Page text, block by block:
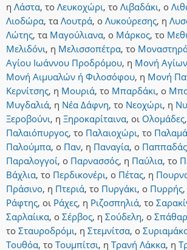
η Λάστα, το Λευκοχώρι, το Λιβαδάκι, ο
Λιοδώρα, τα Λουτρά, ο Λυκούρεσης, η
Λώτης, τα Μαγούλιανα, ο Μάρκος, το
Μελιδόνι, η Μελισσοπέτρα, το
Αγίου Ιωάννου Προδρόμου, η Μονή
Μονή Αιμυαλών ή Φιλοσόφου, η Μονή
Κερνίτσης, η Μουριά, το Μπαρδάκι, ο
Μυγδαλιά, η Νέα Δάφνη, το Νεοχώρι, η
Ξεροβούνι, η Ξηροκαρίταινα, οι Ολομάδες,
Παλαιόπυργος, το Παλαιοχώρι, το
Παλούμπα, ο Παν, η Παναγία, ο Παππαδάς
Παραλογγοί, ο Παρνασσός, η Παύλια, το
Βάχλια, το Περδικονέρι, ο Πέτας, η
Πράσινο, η Πτεριά, το Πυργάκι, ο Πυρρής,
Ράφτης, οι Ράχες, η Ριζοσπηλιά, το
Σαρλαίικα, ο Σέρβος, η Σούδελη, ο
το Σταυροδρόμι, η Στεμνίτσα, ο
Τουθόα, το Τουμπίτσι, η Τρανή Λάκκα, η